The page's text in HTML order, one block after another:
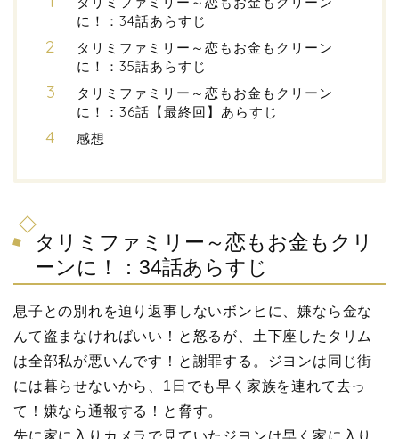
に！：34話あらすじ
タリミファミリー～恋もお金もクリーン
に！：35話あらすじ
タリミファミリー～恋もお金もクリーン
に！：36話【最終回】あらすじ
感想
タリミファミリー～恋もお金もクリ
ーンに！：34話あらすじ
息子との別れを迫り返事しないボンヒに、嫌なら金な
んて盗まなければいい！と怒るが、土下座したタリム
は全部私が悪いんです！と謝罪する。ジヨンは同じ街
には暮らせないから、1日でも早く家族を連れて去っ
て！嫌なら通報する！と脅す。